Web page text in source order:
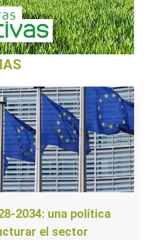
2034: una política
el sector